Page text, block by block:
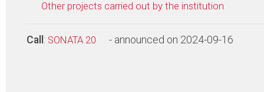
Other projects carried out by the institution
Call : SONATA 20 - announced on 2024-09-16